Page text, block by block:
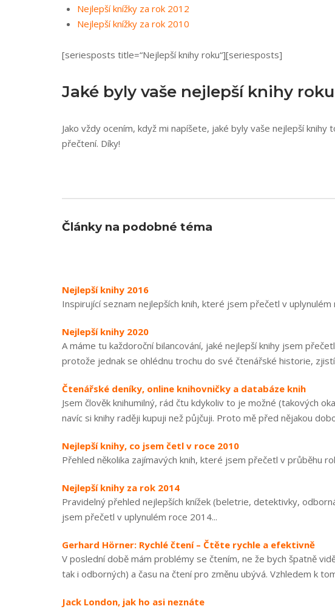
Nejlepší knížky za rok 2012
Nejlepší knížky za rok 2010
[seriesposts title=“Nejlepší knihy roku“][seriesposts]
Jaké byly vaše nejlepší knihy roku
Jako vždy ocením, když mi napíšete, jaké byly vaše nejlepší
přečtení. Díky!
Články na podobné téma
Nejlepší knihy 2016
Inspirující seznam nejlepších knih, které jsem přečetl v uplynulém
Nejlepší knihy 2020
A máme tu každoroční bilancování, jaké nejlepší knihy jsem
protože jednak se ohlédnu trochu do své čtenářské historie,
Čtenářské deníky, online knihovničky a databáze knih
Jsem člověk knihumilný, rád čtu kdykoliv to je možné (takových
navíc si knihy raději kupuji než půjčuji. Proto mě před nějakou
Nejlepší knihy, co jsem četl v roce 2010
Přehled několika zajímavých knih, které jsem přečetl v průběhu
Nejlepší knihy za rok 2014
Pravidelný přehled nejlepších knížek (beletrie, detektivky,
jsem přečetl v uplynulém roce 2014...
Gerhard Hörner: Rychlé čtení – Čtěte rychle a efektivně
V poslední době mám problémy se čtením, ne že bych špatně
tak i odborných) a času na čtení pro změnu ubývá. Vzhledem k
Jack London, jak ho asi neznáte